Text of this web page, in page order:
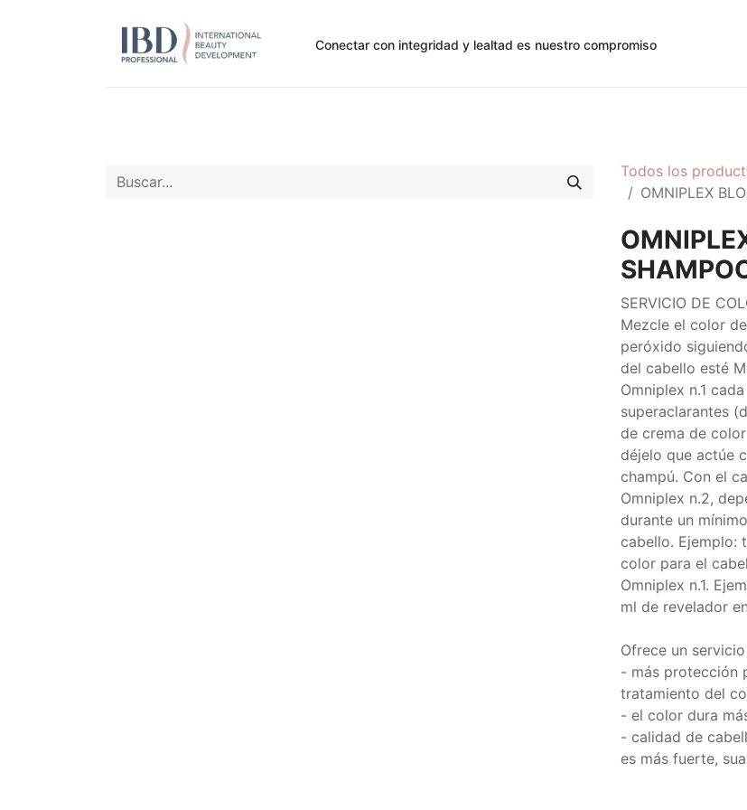
Conectar con integridad y lealtad es nuestro compromiso
Todos los
OMNIPLEX
SERVICIO DE
Mezcle el color
peróxido
del cabello esté
Omniplex n.1
superaclarantes
de crema de
déjelo que actúe
champú. Con el
Omniplex n.2,
durante un
cabello. Ejemplo:
color para el
Omniplex n.1.
ml de revelador
Ofrece un
- más protección
tratamiento del
- el color dura
- calidad de
es más fuerte,